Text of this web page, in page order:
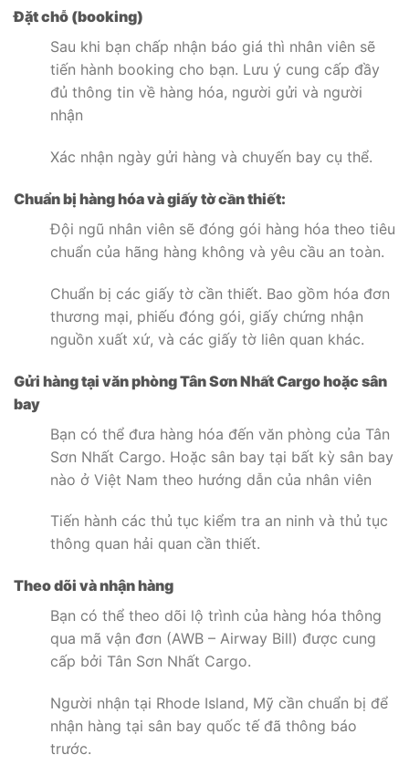
Đặt chỗ (booking)
Sau khi bạn chấp nhận báo giá thì nhân viên sẽ
tiến hành booking cho bạn. Lưu ý cung cấp đầy
đủ thông tin về hàng hóa, người gửi và người
nhận
Xác nhận ngày gửi hàng và chuyến bay cụ thể.
Chuẩn bị hàng hóa và giấy tờ cần thiết:
Đội ngũ nhân viên sẽ đóng gói hàng hóa theo tiêu
chuẩn của hãng hàng không và yêu cầu an toàn.
Chuẩn bị các giấy tờ cần thiết. Bao gồm hóa đơn
thương mại, phiếu đóng gói, giấy chứng nhận
nguồn xuất xứ, và các giấy tờ liên quan khác.
Gửi hàng tại văn phòng Tân Sơn Nhất Cargo hoặc sân
bay
Bạn có thể đưa hàng hóa đến văn phòng của Tân
Sơn Nhất Cargo. Hoặc sân bay tại bất kỳ sân bay
nào ở Việt Nam theo hướng dẫn của nhân viên
Tiến hành các thủ tục kiểm tra an ninh và thủ tục
thông quan hải quan cần thiết.
Theo dõi và nhận hàng
Bạn có thể theo dõi lộ trình của hàng hóa thông
qua mã vận đơn (AWB – Airway Bill) được cung
cấp bởi Tân Sơn Nhất Cargo.
Người nhận tại Rhode Island, Mỹ cần chuẩn bị để
nhận hàng tại sân bay quốc tế đã thông báo
trước.